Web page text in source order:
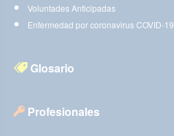
Voluntades Anticipadas
Enfermedad por coronavirus COVID-19
Glosario
Profesionales